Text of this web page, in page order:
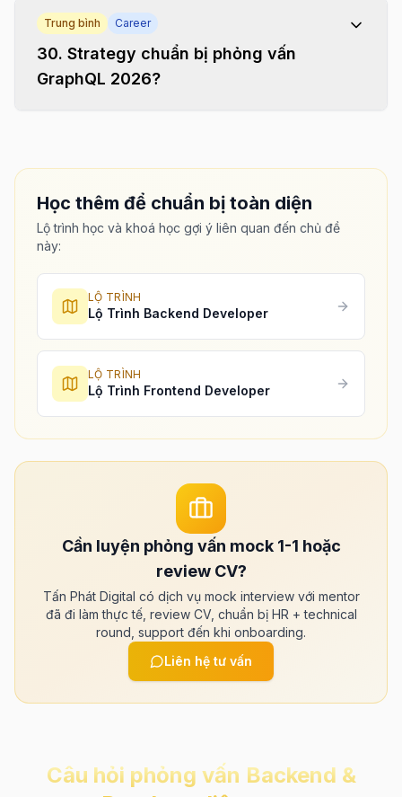
Trung bình Career
30. Strategy chuẩn bị phỏng vấn
GraphQL 2026?
Học thêm để chuẩn bị toàn diện
Lộ trình học và khoá học gợi ý liên quan đến chủ đề
này:
LỘ TRÌNH
Lộ Trình Backend Developer
LỘ TRÌNH
Lộ Trình Frontend Developer
Cần luyện phỏng vấn mock 1-1 hoặc
review CV?
Tấn Phát Digital có dịch vụ mock interview với mentor
đã đi làm thực tế, review CV, chuẩn bị HR + technical
round, support đến khi onboarding.
Liên hệ tư vấn
Câu hỏi phỏng vấn Backend &